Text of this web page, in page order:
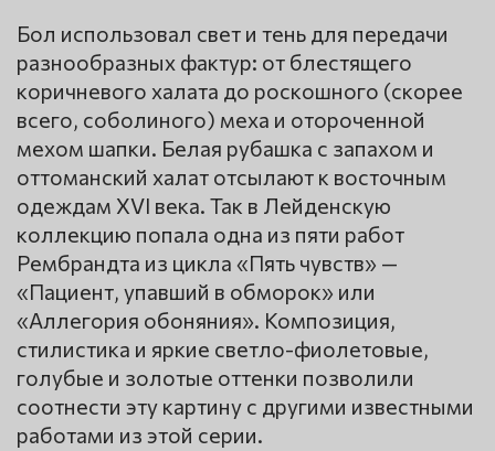
Бол использовал свет и тень для передачи
разнообразных фактур: от блестящего
коричневого халата до роскошного (скорее
всего, соболиного) меха и отороченной
мехом шапки. Белая рубашка с запахом и
оттоманский халат отсылают к восточным
одеждам XVI века. Так в Лейденскую
коллекцию попала одна из пяти работ
Рембрандта из цикла «Пять чувств» —
«Пациент, упавший в обморок» или
«Аллегория обоняния». Композиция,
стилистика и яркие светло-фиолетовые,
голубые и золотые оттенки позволили
соотнести эту картину с другими известными
работами из этой серии.